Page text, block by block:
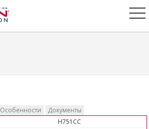
Особенности
Документы
H751CC